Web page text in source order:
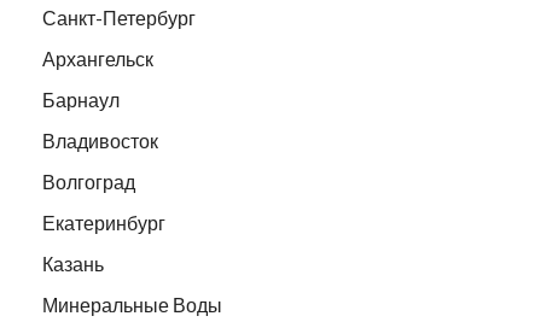
Санкт-Петербург
Архангельск
Барнаул
Владивосток
Волгоград
Екатеринбург
Казань
Минеральные Воды